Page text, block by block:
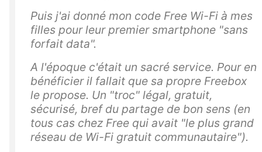
Puis j'ai donné mon code Free Wi-Fi à mes
filles pour leur premier smartphone "sans
forfait data".
A l'époque c'était un sacré service. Pour en
bénéficier il fallait que sa propre Freebox
le propose. Un "troc" légal, gratuit,
sécurisé, bref du partage de bon sens (en
tous cas chez Free qui avait "le plus grand
réseau de Wi-Fi gratuit communautaire").